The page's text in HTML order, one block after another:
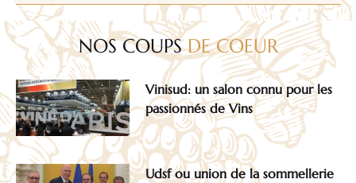
NOS COUPSDE COEUR
Vinisud: un salon connu pour les
passionnés de Vins
Udsf ou union de la sommellerie